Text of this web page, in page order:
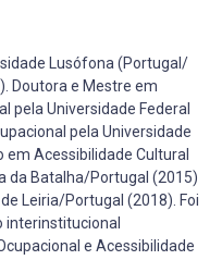
Lusófona (Portugal/
Doutora e Mestre em
pela Universidade Federal
pela Universidade
em Acessibilidade Cultural
da Batalha/Portugal (2015)
Leiria/Portugal (2018). Foi
interinstitucional
e Acessibilidade